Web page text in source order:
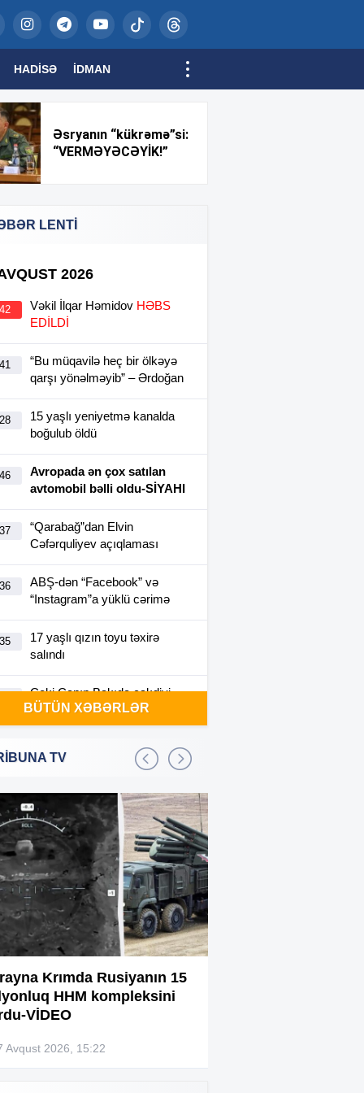
HADISƏ İDMAN
Əsryanın “kükrəmə”si:
“VERMƏYƏCƏYİK!”
LENTİ
2026
Vəkil İlqar Həmidov HƏBS
EDİLDİ
“Bu müqavilə heç bir ölkəyə
qarşı yönəlməyib” – Ərdoğan
15 yaşlı yeniyetmə kanalda
boğulub öldü
Avropada ən çox satılan
avtomobil bəlli oldu-SİYAHI
“Qarabağ”dan Elvin
Cəfərquliyev açıqlaması
ABŞ-dən “Facebook” və
“Instagram”a yüklü cərimə
17 yaşlı qızın toyu təxirə
salındı
Ceki Çanın Bakıda çəkdiyi
filmə görə Azərbaycan 1
milyon dollar ödəyə bilər?
Bakıda 2,5 milyon manata
Sərdar Ortaç xəstəxanaya
yerləşdirilib?
Rüşvətdə təqsirləndirilən 3
vəzifəli şəxsin məhkəməsi
başlayır
“Həyat yoldaşın istəmirsə,
Kiberpolis əməliyyat keçirdi:
Xarici saytları ələ keçirən
BÜTÜN XƏBƏRLƏR
TV
Krımda Rusiyanın 15
HHM kompleksini
VİDEO
Avqust 2026, 15:22